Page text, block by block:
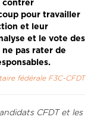
contrer
pour travailler
et leur
et le vote des
pas rater de
fédérale F3C-CFDT
CFDT et les